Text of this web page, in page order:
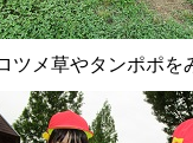
ツメ草やタンポポを